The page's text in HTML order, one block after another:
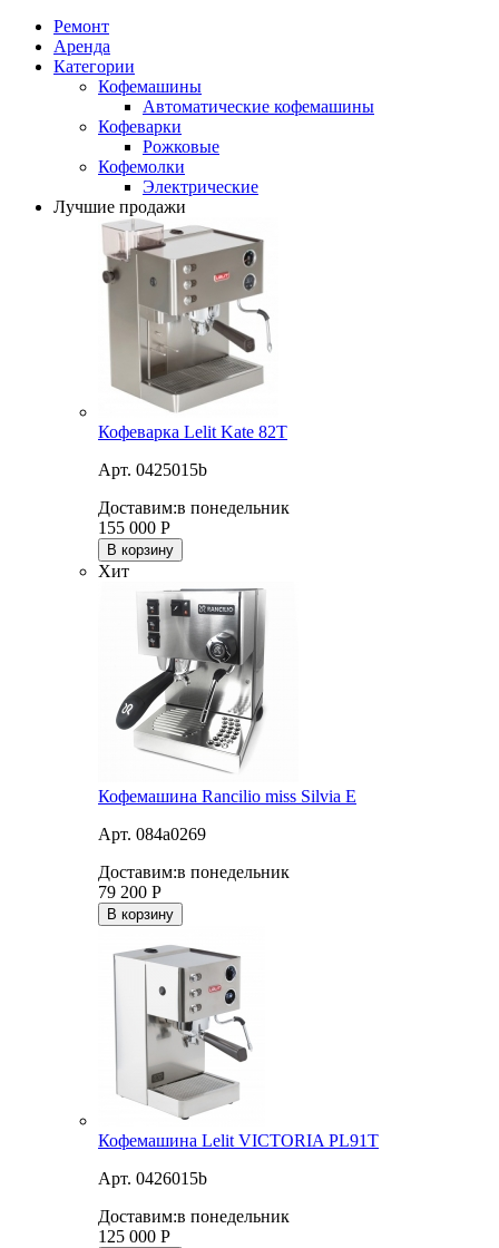
Ремонт
Аренда
Категории
Кофемашины
Автоматические кофемашины
Кофеварки
Рожковые
Кофемолки
Электрические
Лучшие продажи
Кофеварка Lelit Kate 82T
Арт. 0425015b
Доставим:в понедельник
155 000 Р
В корзину
Хит
Кофемашина Rancilio miss Silvia E
Арт. 084a0269
Доставим:в понедельник
79 200 Р
В корзину
Кофемашина Lelit VICTORIA PL91T
Арт. 0426015b
Доставим:в понедельник
125 000 Р